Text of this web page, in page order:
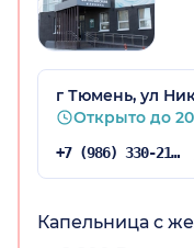
г Тюмень, ул
Открыто до
+7 (986) 330-21-67
Капельница с